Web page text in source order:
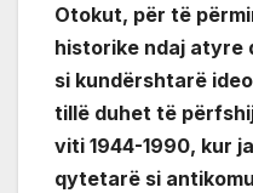
Otokut, për të
historike ndaj atyre
si kundërshtarë
tillë duhet të
viti 1944-1990, kur
qytetarë si